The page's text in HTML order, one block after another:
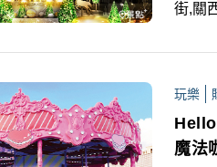
街,關
大家
飾，
心心
「
玩樂
魔法